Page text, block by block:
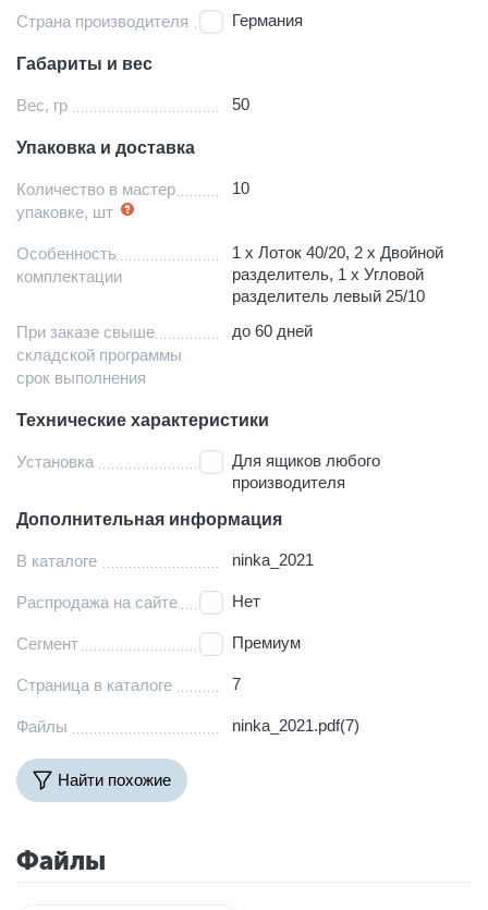
Страна производителя Германия
Габариты и вес
Вес, гр 50
Упаковка и доставка
Количество в мастер
упаковке, шт
10
Особенность
комплектации
1 x Лоток 40/20, 2 x Двойной
разделитель, 1 x Угловой
разделитель левый 25/10
При заказе свыше
складской программы
срок выполнения
до 60 дней
Технические характеристики
Установка
Для ящиков любого
производителя
Дополнительная информация
В каталоге ninka_2021
Распродажа на сайте Нет
Сегмент Премиум
Страница в каталоге 7
Файлы ninka_2021.pdf(7)
Найти похожие
Файлы